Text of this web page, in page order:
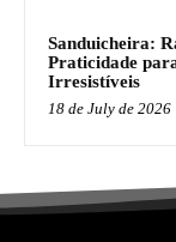
Sanduicheira:
Praticidade
Irresistíveis
18 de July de 2026